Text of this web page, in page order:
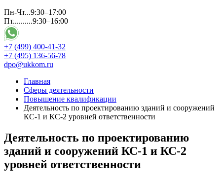
Пн-Чт...9:30–17:00
Пт..........9:30–16:00
+7 (499) 400-41-32
+7 (495) 136-56-78
dpo@ukkom.ru
Главная
Сферы деятельности
Повышение квалификации
Деятельность по проектированию зданий и сооружений
КС-1 и КС-2 уровней ответственности
Деятельность по проектированию
зданий и сооружений КС-1 и КС-2
уровней ответственности